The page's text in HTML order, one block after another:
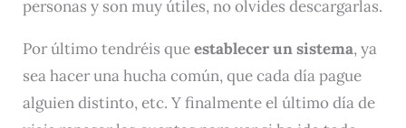
personas y son muy útiles, no olvides descargarlas.
Por último tendréis queestablecer un sistema, ya
sea hacer una hucha común, que cada día pague
alguien distinto, etc. Y finalmente el último día de